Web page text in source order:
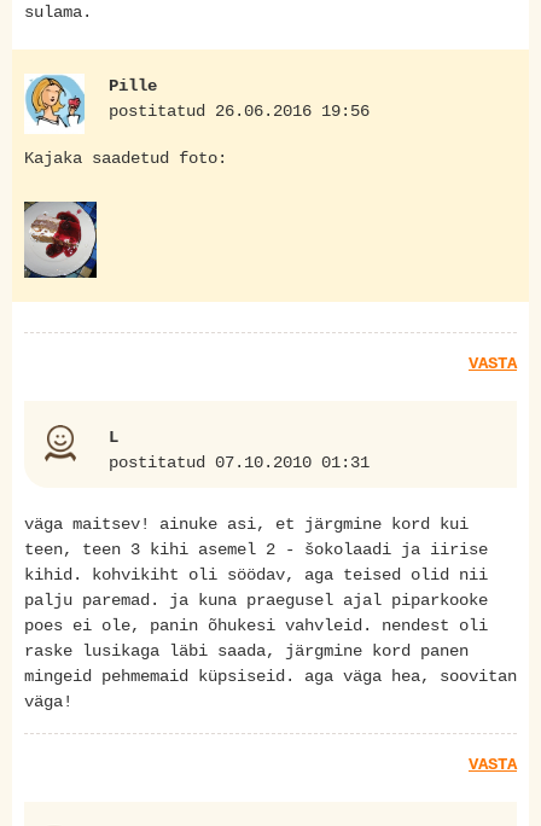
sulama.
Pille
postitatud 26.06.2016 19:56
Kajaka saadetud foto:
VASTA
L
postitatud 07.10.2010 01:31
väga maitsev! ainuke asi, et järgmine kord kui
teen, teen 3 kihi asemel 2 - šokolaadi ja iirise
kihid. kohvikiht oli söödav, aga teised olid nii
palju paremad. ja kuna praegusel ajal piparkooke
poes ei ole, panin õhukesi vahvleid. nendest oli
raske lusikaga läbi saada, järgmine kord panen
mingeid pehmemaid küpsiseid. aga väga hea, soovitan
väga!
VASTA